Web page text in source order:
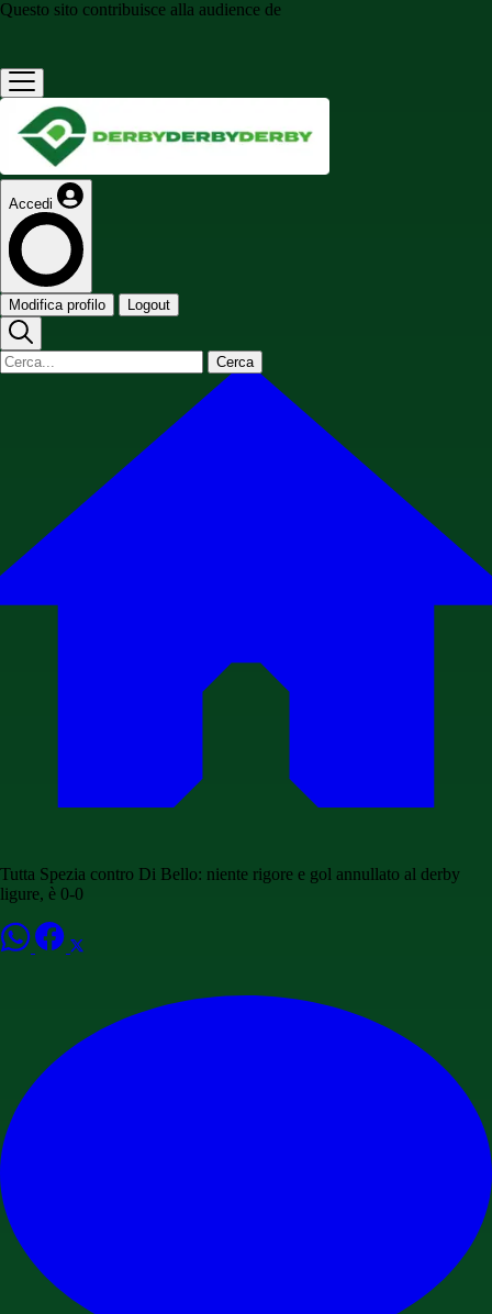
Questo sito contribuisce alla audience de
Accedi
Modifica profilo Logout
Cerca
Tutta Spezia contro Di Bello: niente rigore e gol annullato al derby
ligure, è 0-0